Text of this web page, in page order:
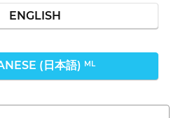
ENGLISH
(日本語) ML